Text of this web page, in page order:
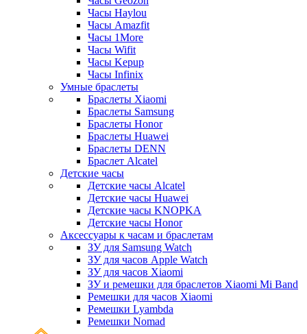
Часы Haylou
Часы Amazfit
Часы 1More
Часы Wifit
Часы Kepup
Часы Infinix
Умные браслеты
Браслеты Xiaomi
Браслеты Samsung
Браслеты Honor
Браслеты Huawei
Браслеты DENN
Браслет Alcatel
Детские часы
Детские часы Alcatel
Детские часы Huawei
Детские часы KNOPKA
Детские часы Honor
Аксессуары к часам и браслетам
ЗУ для Samsung Watch
ЗУ для часов Apple Watch
ЗУ для часов Xiaomi
ЗУ и ремешки для браслетов Xiaomi Mi Band
Ремешки для часов Xiaomi
Ремешки Lyambda
Ремешки Nomad